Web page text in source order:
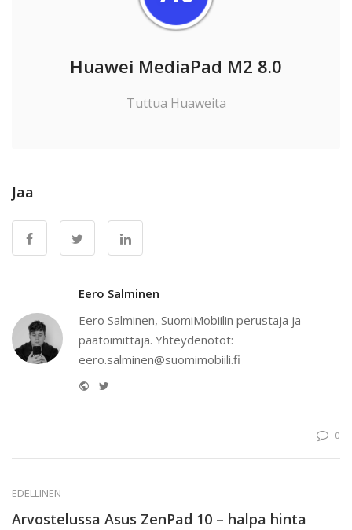
Huawei MediaPad M2 8.0
Tuttua Huaweita
Jaa
Eero Salminen
Eero Salminen, SuomiMobiilin perustaja ja
päätoimittaja. Yhteydenotot:
eero.salminen@suomimobiili.fi
Website
0
EDELLINEN
Arvostelussa Asus ZenPad 10 – halpa hinta